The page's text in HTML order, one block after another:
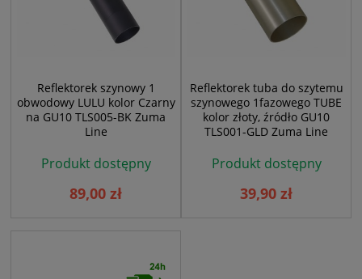
Reflektorek szynowy 1
obwodowy LULU kolor Czarny
na GU10 TLS005-BK Zuma
Line
Produkt dostępny
89,00 zł
Reflektorek tuba do szytemu
szynowego 1fazowego TUBE
kolor złoty, źródło GU10
TLS001-GLD Zuma Line
Produkt dostępny
39,90 zł